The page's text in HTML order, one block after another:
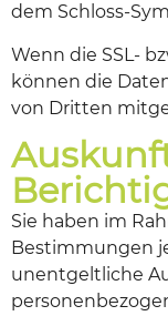
dem Schloss-
Wenn die SSL-
können die
von Dritten
Sie haben im
Bestimmungen
unentgeltliche